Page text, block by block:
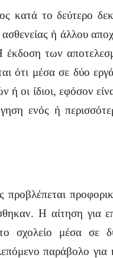
κατά το δεύτερο
ή άλλου
των
ότι μέσα σε δύο
οι ίδιοι, εφόσον
ενός ή
προβλέπεται
Η αίτηση για
σχολείο μέσα
παράβολο για